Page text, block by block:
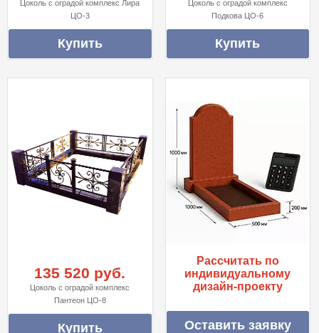
Цоколь с оградой комплекс Лира
ЦО-3
Цоколь с оградой комплекс
Подкова ЦО-6
135 520 руб.
Цоколь с оградой комплекс
Пантеон ЦО-8
Рассчитать по
индивидуальному
дизайн-проекту
Оставить заявку